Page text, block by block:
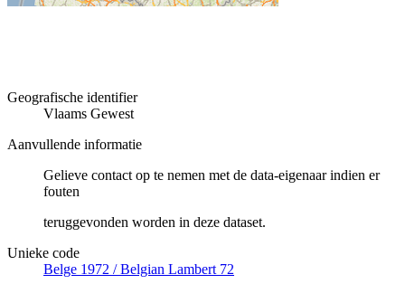
Geografische identifier
Vlaams Gewest
Aanvullende informatie
Gelieve contact op te nemen met de data-eigenaar indien er
fouten
teruggevonden worden in deze dataset.
Unieke code
Belge 1972 / Belgian Lambert 72